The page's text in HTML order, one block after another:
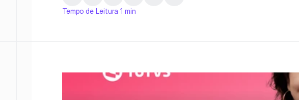
Tempo de Leitura 1 min